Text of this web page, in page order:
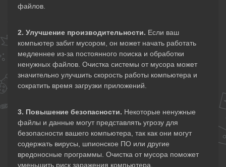
файлов.
2. Улучшение производительности. Если ваш
компьютер забит мусором, он может начать работать
медленнее из-за постоянного поиска и обработки
ненужных файлов. Очистка системы от мусора может
значительно улучшить скорость работы компьютера и
сократить время загрузки приложений.
3. Повышение безопасности. Некоторые ненужные
файлы и данные могут представлять угрозу для
безопасности вашего компьютера, так как они могут
содержать вирусы, шпионское ПО или другие
вредоносные программы. Очистка от мусора поможет
уменьшить риск заражения компьютера.